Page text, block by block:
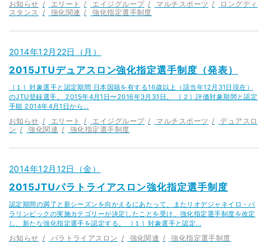
お知らせ エリート エイジグループ マルチスポーツ
ロングディ
スタンス
強化関連 強化指定選手制度
2014年12月22日（月）
2015JTUデュアスロン強化指定選手制度（発表）
［１］対象選手と認定期間 日本国籍を有する16歳以上（該当年12月31日現在）
のJTU登録選手。 2015年4月1日〜2016年3月31日。 ［２］評価対象期間と認定
手順 2014年4月1日から…
お知らせ エリート エイジグループ マルチスポーツ
デュアスロ
ン
強化関連 強化指定選手制度
2014年12月12日（金）
2015JTUパラトライアスロン強化指定選手制度
認定期間の満了と新シーズンを向かえるにあたって、またリオデジャネイロ・パ
ラリンピックの実施カテゴリーが決定したことを受け、強化指定選手制度を改定
し、新たな強化指定選手を認定する。 ［１］対象選手と認定…
お知らせ パラトライアスロン 強化関連 強化指定選手制度